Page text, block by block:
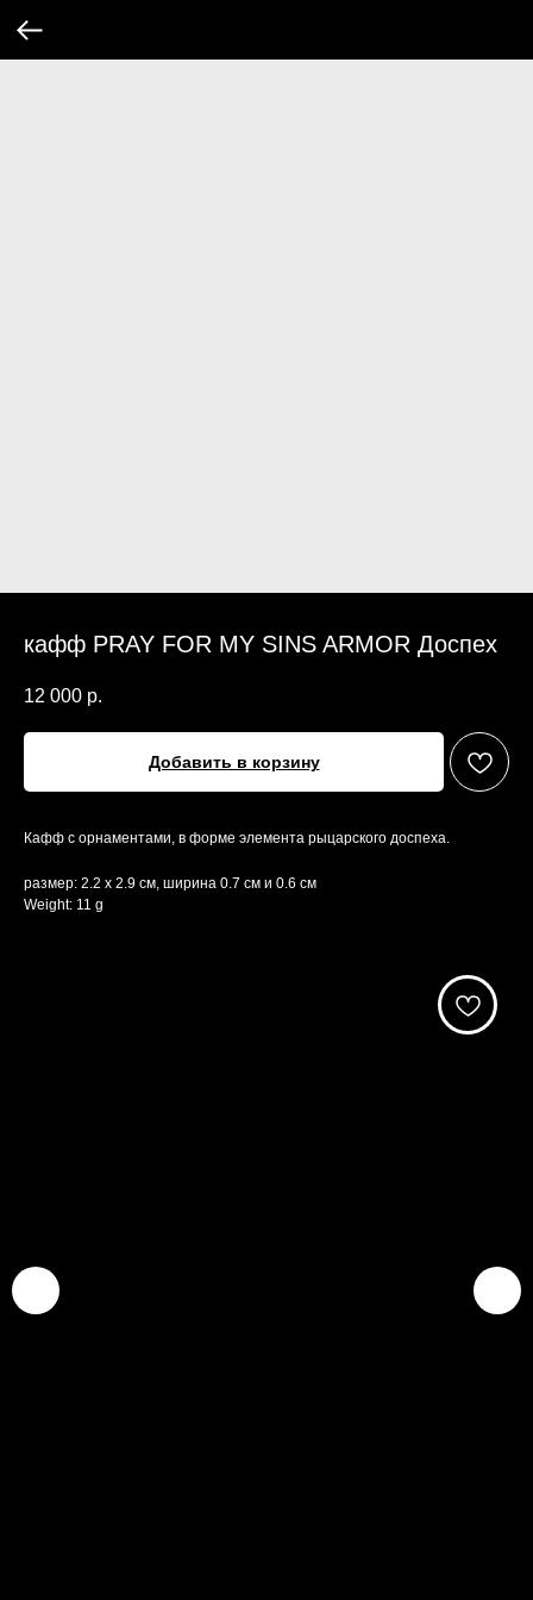
кафф PRAY FOR MY SINS ARMOR Доспех
12 000 р.
Добавить в корзину
Кафф с орнаментами, в форме элемента рыцарского доспеха.
размер: 2.2 х 2.9 см, ширина 0.7 см и 0.6 см
Weight: 11 g